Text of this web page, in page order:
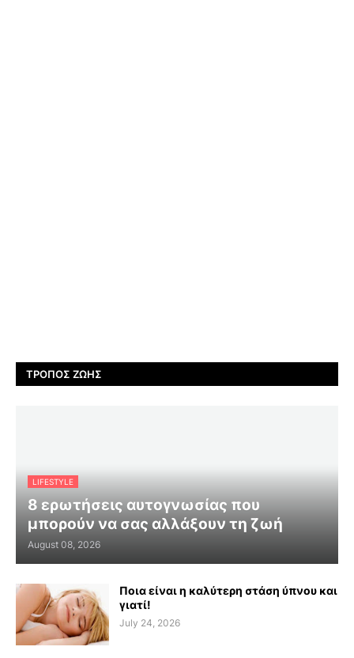
ΤΡΌΠΟΣ ΖΩΉΣ
LIFESTYLE
8 ερωτήσεις αυτογνωσίας που
μπορούν να σας αλλάξουν τη ζωή
August 08, 2026
Ποια είναι η καλύτερη στάση ύπνου και
γιατί!
July 24, 2026